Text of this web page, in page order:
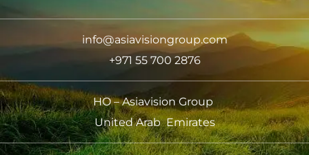
info@asiavisiongroup.com
+971 55 700 2876
HO – Asiavision Group
United Arab Emirates